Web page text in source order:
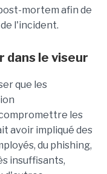
mortem afin de
l'incident.
le viseur
que les
les
avoir impliqué des
du phishing,
insuffisants,